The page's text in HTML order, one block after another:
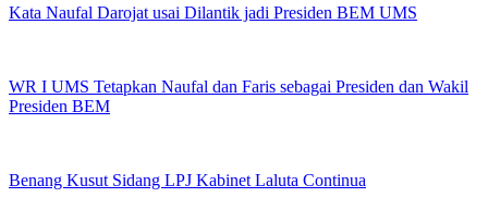
Kata Naufal Darojat usai Dilantik jadi Presiden BEM UMS
WR I UMS Tetapkan Naufal dan Faris sebagai Presiden dan Wakil
Presiden BEM
Benang Kusut Sidang LPJ Kabinet Laluta Continua